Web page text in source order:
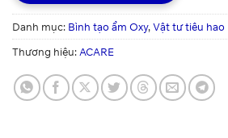
Danh mục: Bình tạo ẩm Oxy,Vật tư tiêu hao
Thương hiệu: ACARE